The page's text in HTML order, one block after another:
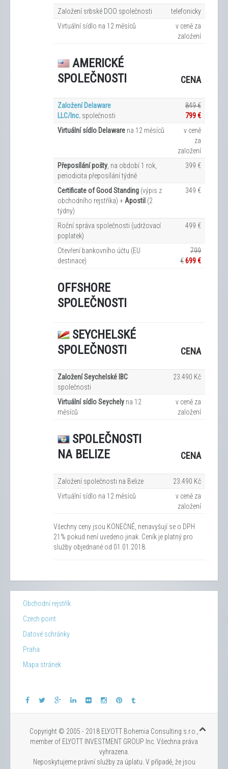
Založení srbské DOO společnosti
telefonicky
Virtuální sídlo na 12 měsíců
v ceně za
založení
AMERICKÉ
SPOLEČNOSTI
CENA
Založení Delaware
LLC/Inc. společnosti
849 €
799 €
Virtuální sídlo Delaware na 12 měsíců
v ceně
za
založení
Přeposílání pošty , na období 1 rok,
periodicita přeposílání týdně
399 €
Certificate of Good Standing (výpis z
obchodního rejstříka) + Apostil (2
týdny)
349 €
Roční správa společnosti (udržovací
poplatek)
499 €
Otevření bankovního účtu (EU
destinace)
799
€699 €
OFFSHORE
SPOLEČNOSTI
SEYCHELSKÉ
SPOLEČNOSTI
CENA
Založení Seychelské IBC
společnosti
23.490 Kč
Virtuální sídlo Seychely na 12
měsíců
v ceně za
založení
SPOLEČNOSTI
NA BELIZE
CENA
Založení společnosti na Belize
23.490 Kč
Virtuální sídlo na 12 měsíců
v ceně za
založení
Všechny ceny jsou KONEČNÉ, nenavyšují se o DPH
21% pokud není uvedeno jinak. Ceník je platný pro
služby objednané od 01.01.2018.
Obchodní rejstřík
Czech point
Datové schránky
Praha
Mapa stránek
Copyright © 2005 - 2018 ELYOTT Bohemia Consulting s.r.o.,
member of ELYOTT INVESTMENT GROUP Inc. Všechna práva
vyhrazena.
Neposkytujeme právní služby za úplatu. V případě, že jsou